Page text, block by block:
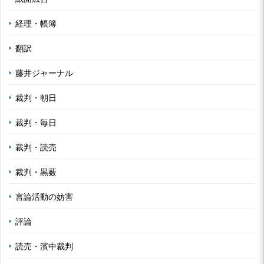
経理・帳簿
翻訳
藤井ジャーナル
裁判・朝日
裁判・毎日
裁判・読売
裁判・黒薮
言論活動の妨害
評論
読売・濱中裁判